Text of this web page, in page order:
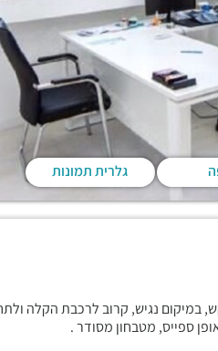
גלרית תמונות
ומבוקש, במיקום נגיש, קרוב לרכבת
ספייס, מטבחון מסודר .